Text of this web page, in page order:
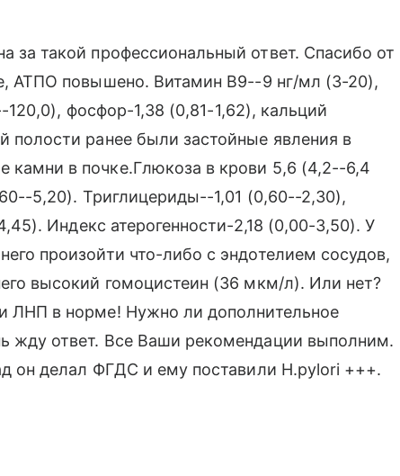
за такой профессиональный ответ. Спасибо от
АТПО повышено. Витамин В9--9 нг/мл (3-20),
фосфор-1,38 (0,81-1,62), кальций
ранее были застойные явления в
камни в почке.Глюкоза в крови 5,6 (4,2--6,4
5,20). Триглицериды--1,01 (0,60--2,30),
Индекс атерогенности-2,18 (0,00-3,50). У
произойти что-либо с эндотелием сосудов,
высокий гомоцистеин (36 мкм/л). Или нет?
ЛНП в норме! Нужно ли дополнительное
жду ответ. Все Ваши рекомендации выполним.
он делал ФГДС и ему поставили H.pylori +++.